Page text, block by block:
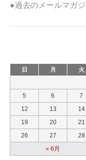
●過去のメールマガ
日
月 火
« 6月
5
6 7
12
13 14
19
20 21
26
27 28